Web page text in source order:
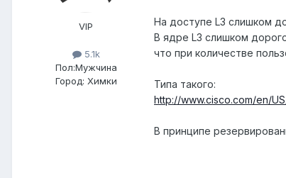
VIP
5.1k
Пол:Мужчина
Город: Химки
На доступе L3 слишком
В ядре L3 слишком
что при количестве
Типа такого:
http://www.cisco.com/en/
В принципе